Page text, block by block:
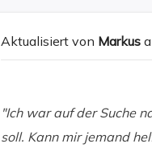
Aktualisiert von Markus
"Ich war auf der Suche
soll. Kann mir jemand